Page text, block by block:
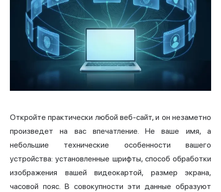
Откройте практически любой веб-сайт, и он незаметно
произведет на вас впечатление. Не ваше имя, а
небольшие технические особенности вашего
устройства: установленные шрифты, способ обработки
изображения вашей видеокартой, размер экрана,
часовой пояс. В совокупности эти данные образуют